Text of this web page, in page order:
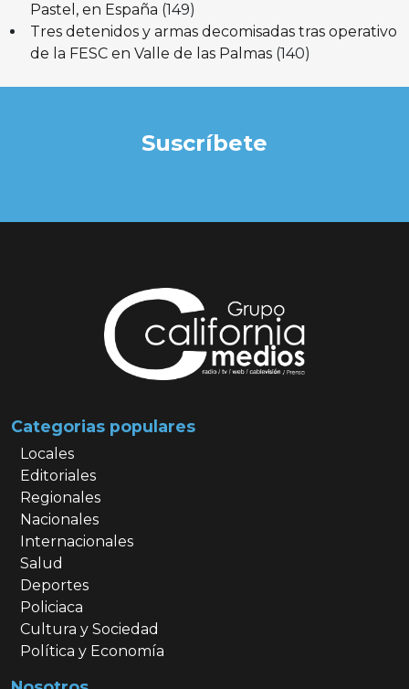
Pastel, en España (149)
Tres detenidos y armas decomisadas tras operativo
de la FESC en Valle de las Palmas (140)
Suscríbete
Categorias populares
Locales
Editoriales
Regionales
Nacionales
Internacionales
Salud
Deportes
Policiaca
Cultura y Sociedad
Política y Economía